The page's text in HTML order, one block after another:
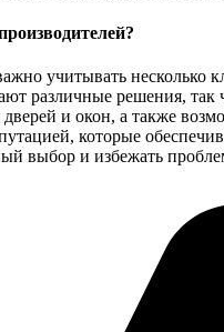
учитывать
различные решения,
и окон, а также
которые
выбор и избежать